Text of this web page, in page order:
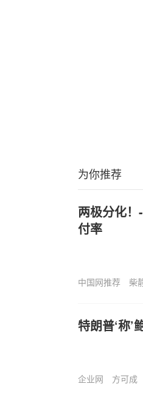
为你推荐
两极分化
付率
中国网推荐 柴
特朗普‘称
企业网 方可成